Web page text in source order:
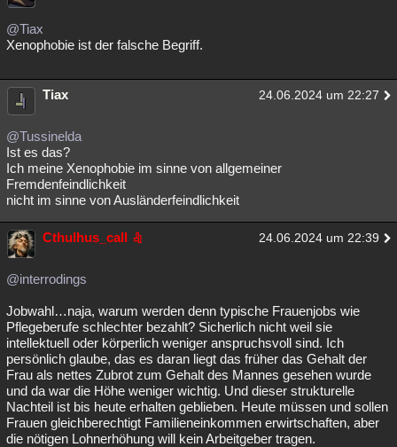
@Tiax
Xenophobie ist der falsche Begriff.
Tiax 24.06.2024 um 22:27
@Tussinelda
Ist es das?
Ich meine Xenophobie im sinne von allgemeiner
Fremdenfeindlichkeit
nicht im sinne von Ausländerfeindlichkeit
Cthulhus_call 24.06.2024 um 22:39
@interrodings
Jobwahl…naja, warum werden denn typische Frauenjobs wie
Pflegeberufe schlechter bezahlt? Sicherlich nicht weil sie
intellektuell oder körperlich weniger anspruchsvoll sind. Ich
persönlich glaube, das es daran liegt das früher das Gehalt der
Frau als nettes Zubrot zum Gehalt des Mannes gesehen wurde
und da war die Höhe weniger wichtig. Und dieser strukturelle
Nachteil ist bis heute erhalten geblieben. Heute müssen und sollen
Frauen gleichberechtigt Familieneinkommen erwirtschaften, aber
die nötigen Lohnerhöhung will kein Arbeitgeber tragen.